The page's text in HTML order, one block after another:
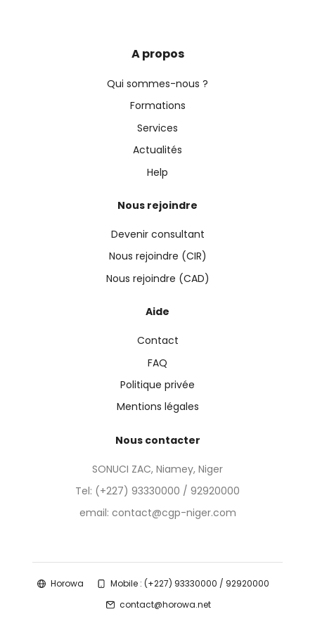
A propos
Qui sommes-nous ?
Formations
Services
Actualités
Help
Nous rejoindre
Devenir consultant
Nous rejoindre (CIR)
Nous rejoindre (CAD)
Aide
Contact
FAQ
Politique privée
Mentions légales
Nous contacter
SONUCI ZAC, Niamey, Niger
Tel: (+227) 93330000 / 92920000
email: contact@cgp-niger.com
Horowa
Mobile : (+227) 93330000 / 92920000
contact@horowa.net